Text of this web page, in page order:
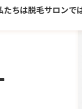
ちは脱毛サロンでは